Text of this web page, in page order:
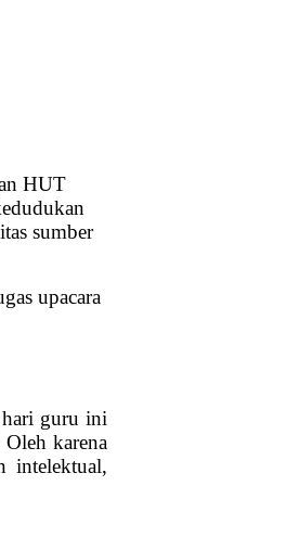
HUT
sumber
upacara
hari guru ini
karena
intelektual,